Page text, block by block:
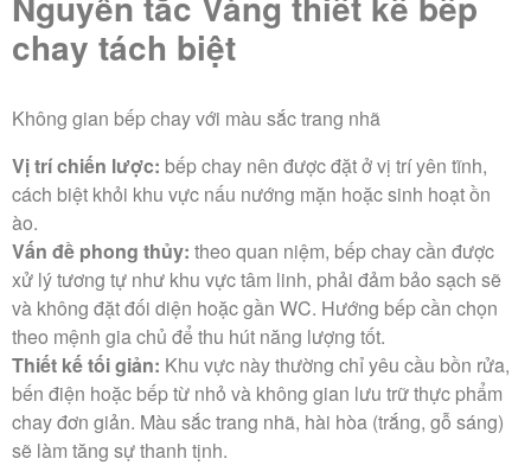
chay tách biệt
Không gian bếp chay với màu sắc trang nhã
Vị trí chiến lược: bếp chay nên được đặt ở vị trí yên tĩnh,
cách biệt khỏi khu vực nấu nướng mặn hoặc sinh hoạt ồn
ào.
Vấn đề phong thủy: theo quan niệm, bếp chay cần được
xử lý tương tự như khu vực tâm linh, phải đảm bảo sạch sẽ
và không đặt đối diện hoặc gần WC. Hướng bếp cần chọn
theo mệnh gia chủ để thu hút năng lượng tốt.
Thiết kế tối giản: Khu vực này thường chỉ yêu cầu bồn rửa,
bến điện hoặc bếp từ nhỏ và không gian lưu trữ thực phẩm
chay đơn giản. Màu sắc trang nhã, hài hòa (trắng, gỗ sáng)
sẽ làm tăng sự thanh tịnh.